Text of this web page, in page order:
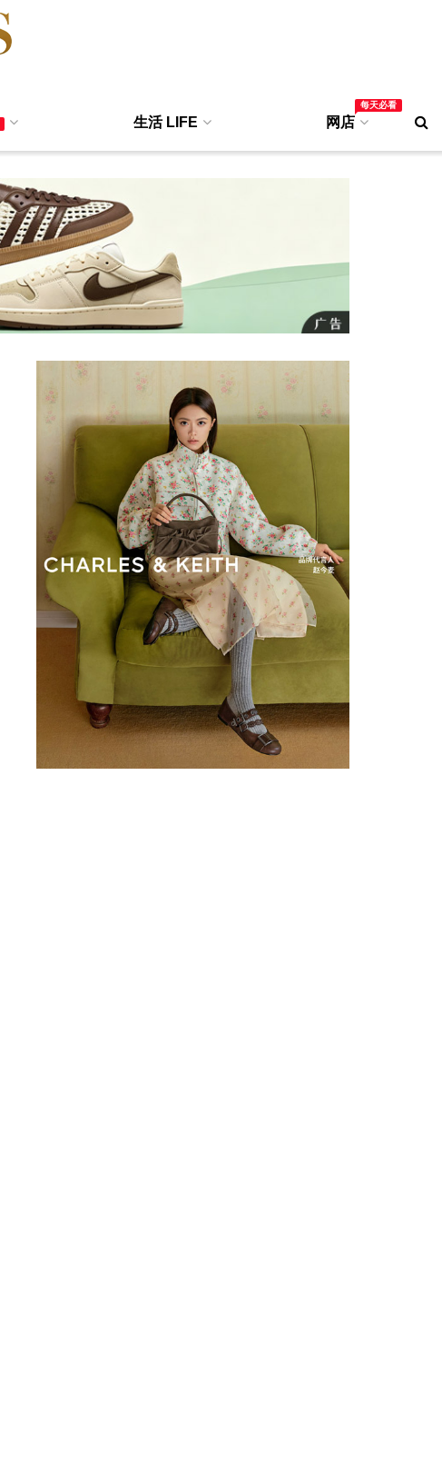
生活 LIFE 网店
每天必看